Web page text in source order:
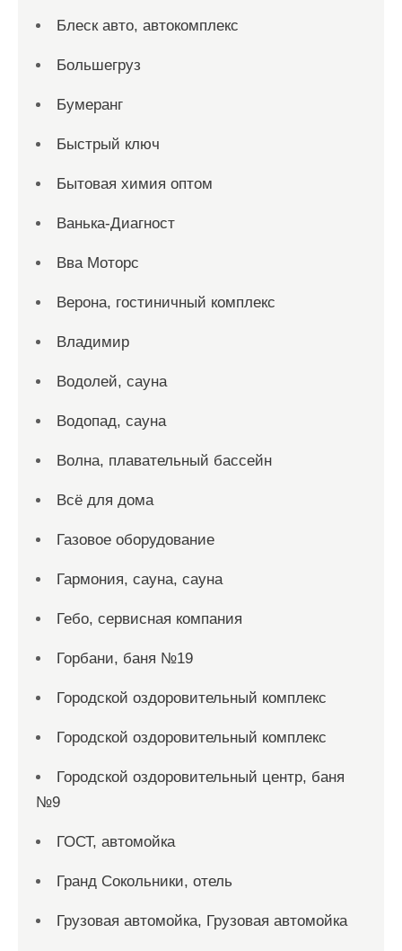
Блеск авто, автокомплекс
Большегруз
Бумеранг
Быстрый ключ
Бытовая химия оптом
Ванька-Диагност
Вва Моторс
Верона, гостиничный комплекс
Владимир
Водолей, сауна
Водопад, сауна
Волна, плавательный бассейн
Всё для дома
Газовое оборудование
Гармония, сауна, сауна
Гебо, сервисная компания
Горбани, баня №19
Городской оздоровительный комплекс
Городской оздоровительный комплекс
Городской оздоровительный центр, баня
№9
ГОСТ, автомойка
Гранд Сокольники, отель
Грузовая автомойка, Грузовая автомойка